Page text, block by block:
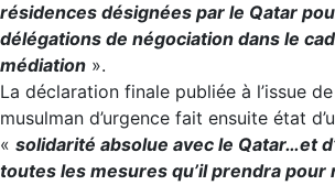
résidences désignées par le Qatar
délégations de négociation dans le
médiation ».
La déclaration finale publiée à l’issue
musulman d’urgence fait ensuite état
« solidarité absolue avec le Qatar…et
toutes les mesures qu’il prendra pour